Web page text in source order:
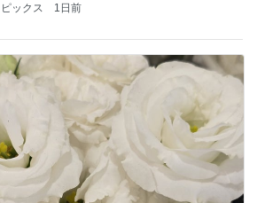
ックス 1日前